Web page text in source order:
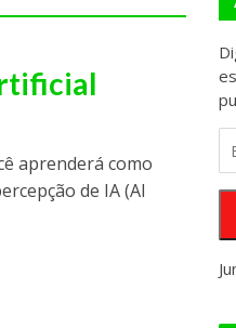
aprenderá como
de IA (AI
e-